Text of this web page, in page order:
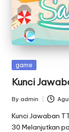
Posted
game
Kunci
Posted
by
By admin
Kunci Jawaban
30 Melanjutkan